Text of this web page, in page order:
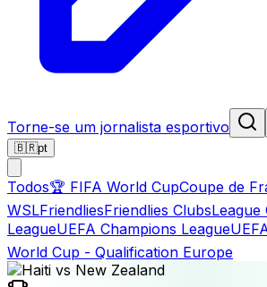
Torne-se um jornalista esportivo
🇧🇷pt
Todos🏆 FIFA World CupCoupe de
WSLFriendliesFriendlies ClubsLeague
LeagueUEFA Champions League
World Cup - Qualification Europe